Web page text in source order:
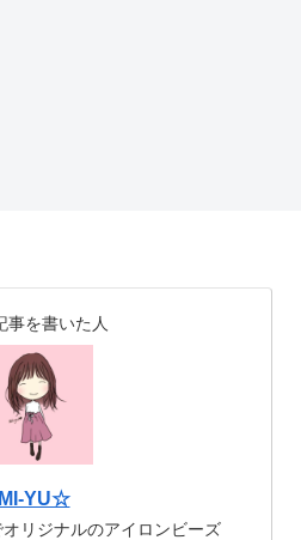
事を書いた人
MI-YU☆
リジナルのアイロンビーズ